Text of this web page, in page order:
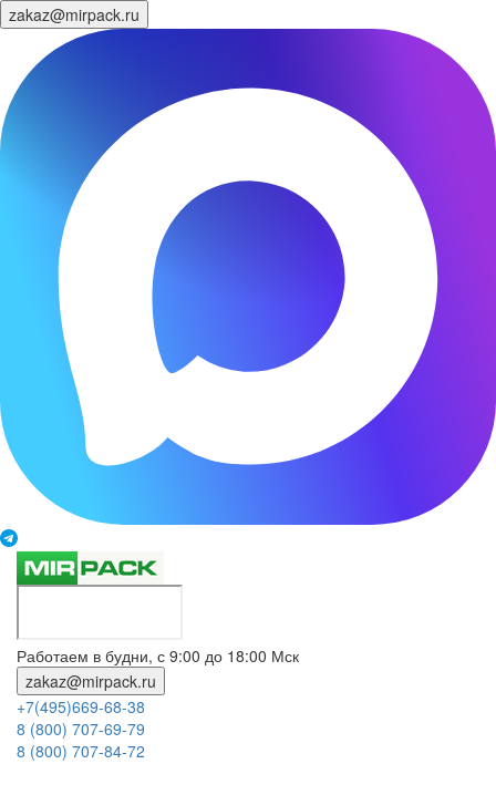
zakaz@mirpack.ru
Работаем в будни, с 9:00 до 18:00 Мск
zakaz@mirpack.ru
+7(495)669-68-38
8 (800) 707-69-79
8 (800) 707-84-72